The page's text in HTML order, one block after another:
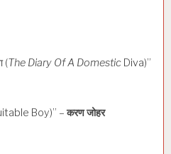
(The Diary Of A Domestic Diva)”
Boy)” –करण जोहर